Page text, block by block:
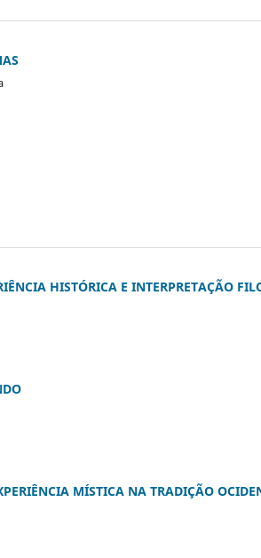
HISTÓRICA E INTERPRETAÇÃO
MÍSTICA NA TRADIÇÃO